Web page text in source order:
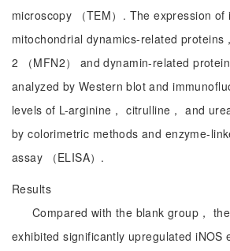
microscopy （TEM）. The expression of
mitochondrial dynamics-related proteins
2 （MFN2） and dynamin-related
analyzed by Western blot and
levels of L-arginine， citrulline， and
by colorimetric methods and enzyme-
assay （ELISA）.
Results
Compared with the blank group，
exhibited significantly upregulated iNOS